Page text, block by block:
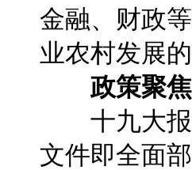
金融、财政
业农村发展
政策聚
十九大报
文件即全面